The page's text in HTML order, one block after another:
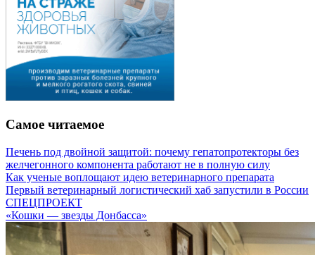
Самое читаемое
Печень под двойной защитой: почему гепатопротекторы без
желчегонного компонента работают не в полную силу
Как ученые воплощают идею ветеринарного препарата
Первый ветеринарный логистический хаб запустили в России
СПЕЦПРОЕКТ
«Кошки — звезды Донбасса»